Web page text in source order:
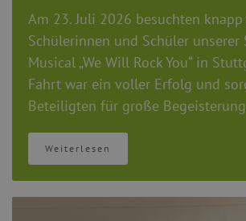
Am 23. Juli 2026 besuchten
Schülerinnen und Schüler unserer
Musical „We Will Rock You“ in
Fahrt war ein voller Erfolg und
Beteiligten für große
Weiterlesen